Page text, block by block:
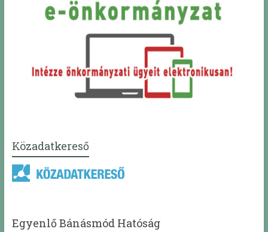
Közadatkereső
Egyenlő Bánásmód Hatóság